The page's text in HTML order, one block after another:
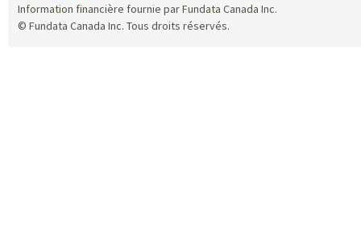
Information financière fournie par Fundata Canada Inc.
© Fundata Canada Inc. Tous droits réservés.